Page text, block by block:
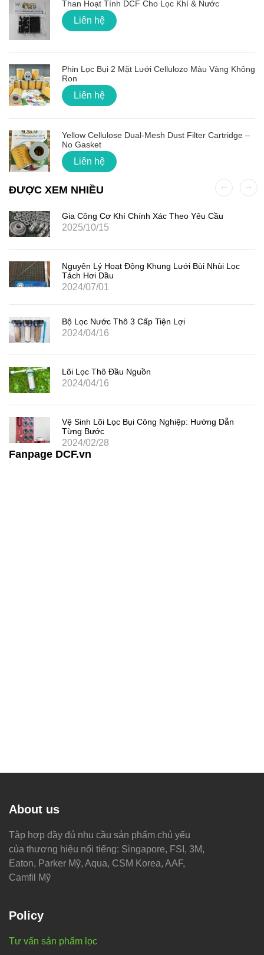
Than Hoạt Tính DCF Cho Lọc Khí & Nước
Liên hệ
Phin Lọc Bụi 2 Mặt Lưới Cellulozo Màu Vàng Không
Ron
Liên hệ
Yellow Cellulose Dual-Mesh Dust Filter Cartridge –
No Gasket
Liên hệ
ĐƯỢC XEM NHIỀU
Gia Công Cơ Khí Chính Xác Theo Yêu Cầu
2025/10/15
Nguyên Lý Hoạt Động Khung Lưới Bùi Nhùi Lọc
Tách Hơi Dầu
2024/07/01
Bộ Lọc Nước Thô 3 Cấp Tiện Lợi
2024/04/16
Lõi Lọc Thô Đầu Nguồn
2024/04/16
Vệ Sinh Lõi Lọc Bụi Công Nghiệp: Hướng Dẫn
Từng Bước
2024/02/28
Fanpage DCF.vn
About us
Tập hợp đầy đủ nhu cầu sản phẩm chủ yếu
của thương hiệu nổi tiếng: Singapore, FSI, 3M,
Eaton, Parker Mỹ, Aqua, CSM Korea, AAF,
Camfil Mỹ
Policy
Tư vấn sản phẩm lọc